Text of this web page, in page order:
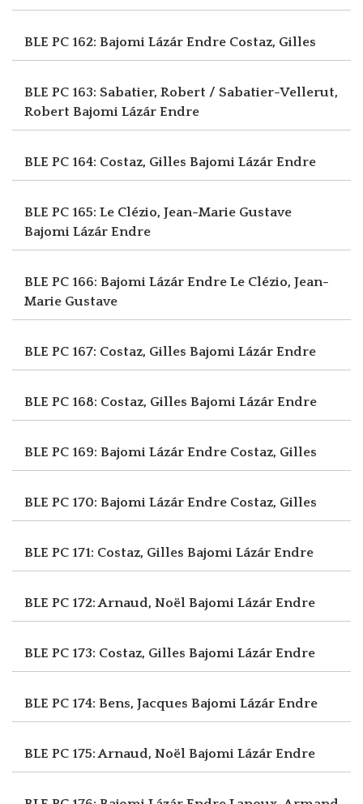
BLE PC 162: Bajomi Lázár Endre Costaz, Gilles
BLE PC 163: Sabatier, Robert / Sabatier-Vellerut,
Robert Bajomi Lázár Endre
BLE PC 164: Costaz, Gilles Bajomi Lázár Endre
BLE PC 165: Le Clézio, Jean-Marie Gustave
Bajomi Lázár Endre
BLE PC 166: Bajomi Lázár Endre Le Clézio, Jean-
Marie Gustave
BLE PC 167: Costaz, Gilles Bajomi Lázár Endre
BLE PC 168: Costaz, Gilles Bajomi Lázár Endre
BLE PC 169: Bajomi Lázár Endre Costaz, Gilles
BLE PC 170: Bajomi Lázár Endre Costaz, Gilles
BLE PC 171: Costaz, Gilles Bajomi Lázár Endre
BLE PC 172: Arnaud, Noël Bajomi Lázár Endre
BLE PC 173: Costaz, Gilles Bajomi Lázár Endre
BLE PC 174: Bens, Jacques Bajomi Lázár Endre
BLE PC 175: Arnaud, Noël Bajomi Lázár Endre